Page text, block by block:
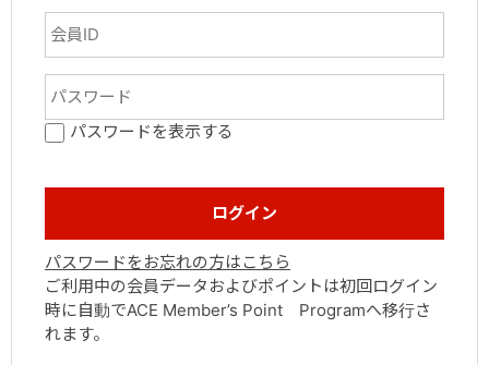
パスワードを表示する
パスワードをお忘れの方はこちら
ご利用中の会員データおよびポイントは初回ログイン
時に自動でACE Member’s Point Programへ移行さ
れます。